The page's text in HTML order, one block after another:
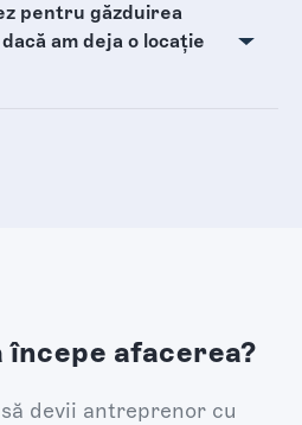
pentru găzduirea
am deja o locație
începe afacerea?
devii antreprenor cu